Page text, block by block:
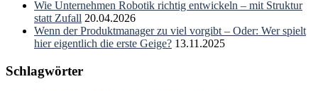
Wie Unternehmen Robotik richtig entwickeln – mit Struktur
statt Zufall 20.04.2026
Wenn der Produktmanager zu viel vorgibt – Oder: Wer spielt
hier eigentlich die erste Geige? 13.11.2025
Schlagwörter